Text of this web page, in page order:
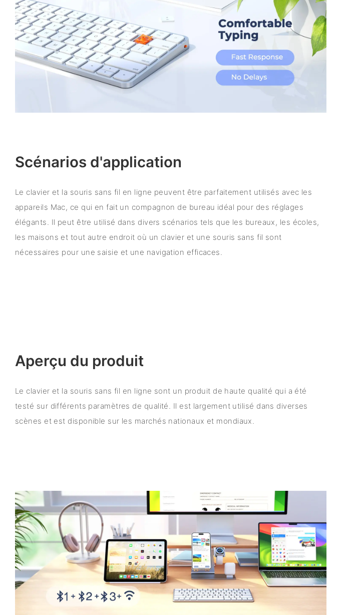
Scénarios d'application
Le clavier et la souris sans fil en ligne peuvent être parfaitement utilisés avec les
appareils Mac, ce qui en fait un compagnon de bureau idéal pour des réglages
élégants. Il peut être utilisé dans divers scénarios tels que les bureaux, les écoles,
les maisons et tout autre endroit où un clavier et une souris sans fil sont
nécessaires pour une saisie et une navigation efficaces.
Aperçu du produit
Le clavier et la souris sans fil en ligne sont un produit de haute qualité qui a été
testé sur différents paramètres de qualité. Il est largement utilisé dans diverses
scènes et est disponible sur les marchés nationaux et mondiaux.